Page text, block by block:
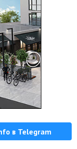
в Telegram